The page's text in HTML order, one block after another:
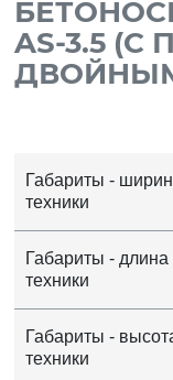
AS-3.5
Габариты -
техники
Габариты - длина
техники
Габариты -
техники